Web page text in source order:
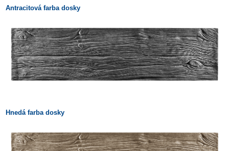
Antracitová farba dosky
Hnedá farba dosky